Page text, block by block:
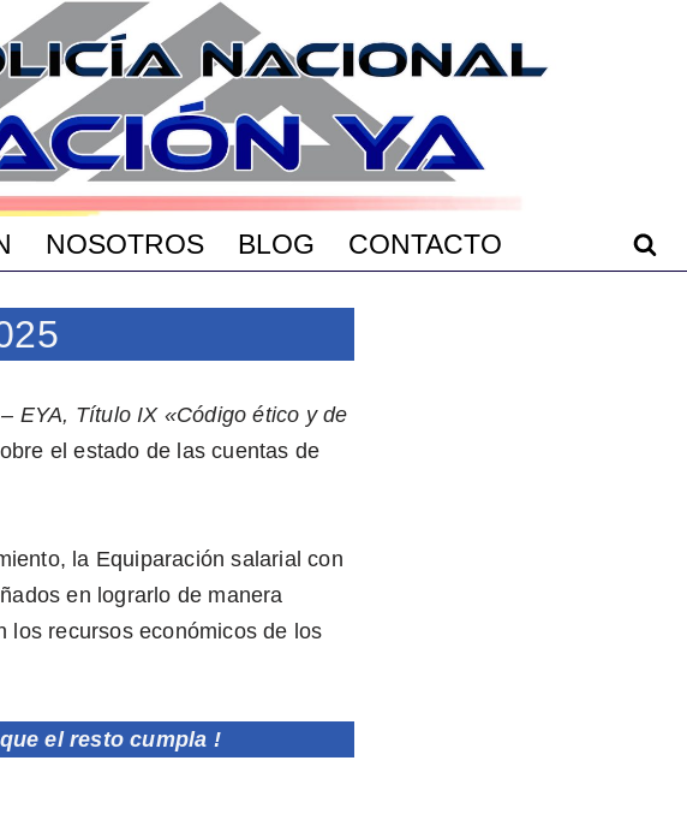
NOSOTROS BLOG CONTACTO
EYA, Título IX «Código ético y de
el estado de las cuentas de
la Equiparación salarial con
en lograrlo de manera
los recursos económicos de los
el resto cumpla !